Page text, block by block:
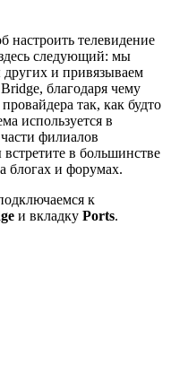
настроить телевидение
следующий: мы
и привязываем
благодаря чему
так, как будто
используется в
филиалов
в большинстве
блогах и форумах.
к
и вкладку Ports.